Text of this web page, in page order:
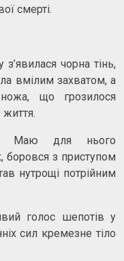
смерті.
чорна тінь,
вмілим захватом, а
що грозилося
життя.
Маю для нього
боровся з приступом
нутрощі потрійним
голос шепотів у
сил кремезне тіло